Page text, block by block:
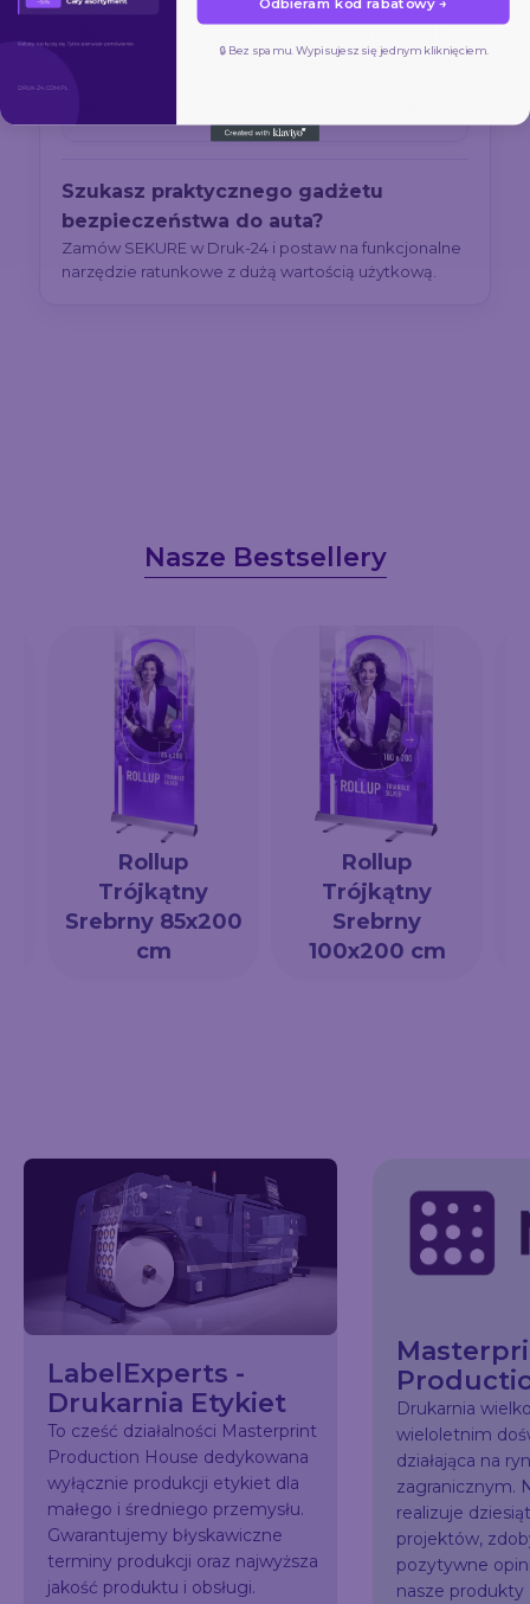
Personalizacja
Szukasz praktycznego gadżetu
bezpieczeństwa do auta?
Zamów SEKURE w Druk-24 i postaw na funkcjonalne
narzędzie ratunkowe z dużą wartością użytkową.
Nasze Bestsellery
Rollup
Trójkątny
Srebrny 85x200
cm
Rollup
Trójkątny
Srebrny
100x200 cm
LabelExperts -
Drukarnia Etykiet
To cześć działalności Masterprint
Production House dedykowana
wyłącznie produkcji etykiet dla
małego i średniego przemysłu.
Gwarantujemy błyskawiczne
terminy produkcji oraz najwyższa
jakość produktu i obsługi.
Drukarnia
wieloletnim
działająca na
zagranicznym.
realizuje
projektów,
pozytywne
nasze
Odbieram kod rabatowy →
🔒 Bez spamu. Wypisujesz się jednym kliknięciem.